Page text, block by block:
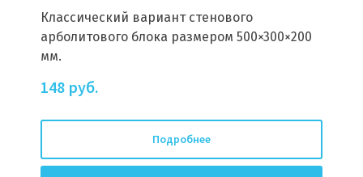
Классический вариант стенового
арболитового блока размером 500×300×200
мм.
148 руб.
Подробнее